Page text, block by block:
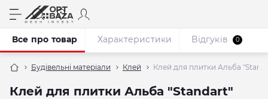
Будівельні матеріали Клей Клей для плитки Альба
Клей для плитки Альба "Standart"
Все про товар Характеристики Відгуків 0